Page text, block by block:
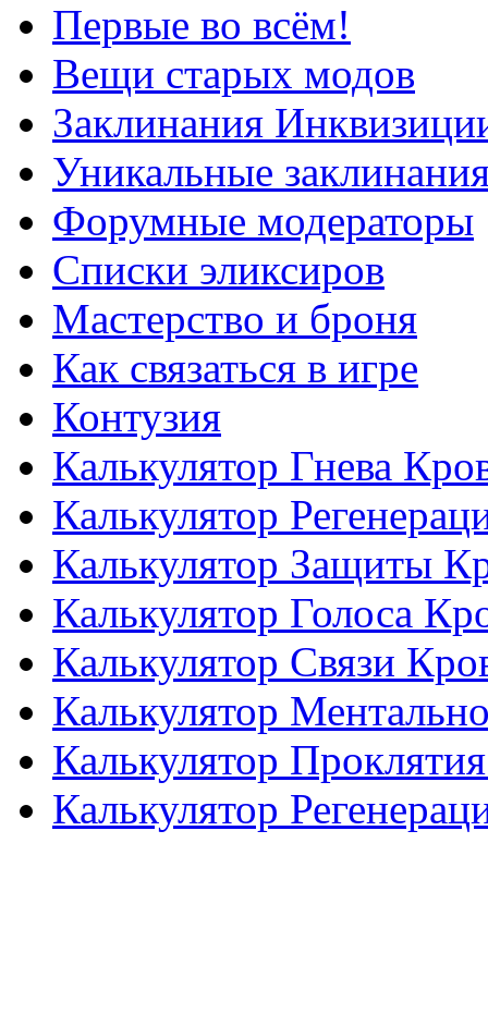
Первые во всём!
Вещи старых модов
Заклинания
Уникальные
Форумные модераторы
Списки эликсиров
Мастерство и броня
Как связаться в игре
Контузия
Калькулятор Гнева
Калькулятор
Калькулятор Защиты
Калькулятор Голоса
Калькулятор Связи
Калькулятор
Калькулятор
Калькулятор